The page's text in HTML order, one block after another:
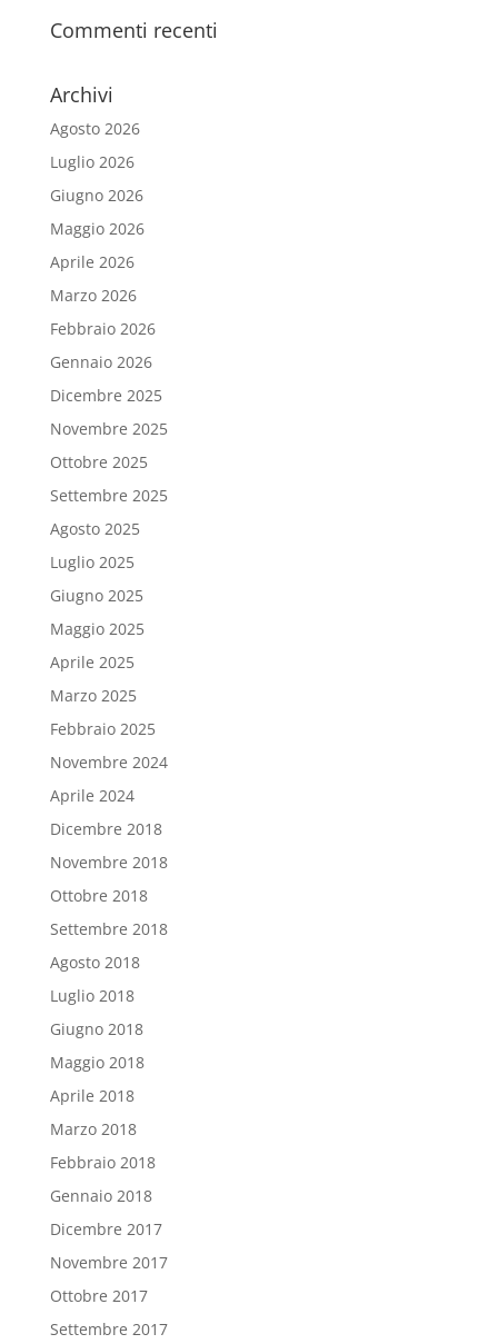
Commenti recenti
Archivi
Agosto 2026
Luglio 2026
Giugno 2026
Maggio 2026
Aprile 2026
Marzo 2026
Febbraio 2026
Gennaio 2026
Dicembre 2025
Novembre 2025
Ottobre 2025
Settembre 2025
Agosto 2025
Luglio 2025
Giugno 2025
Maggio 2025
Aprile 2025
Marzo 2025
Febbraio 2025
Novembre 2024
Aprile 2024
Dicembre 2018
Novembre 2018
Ottobre 2018
Settembre 2018
Agosto 2018
Luglio 2018
Giugno 2018
Maggio 2018
Aprile 2018
Marzo 2018
Febbraio 2018
Gennaio 2018
Dicembre 2017
Novembre 2017
Ottobre 2017
Settembre 2017